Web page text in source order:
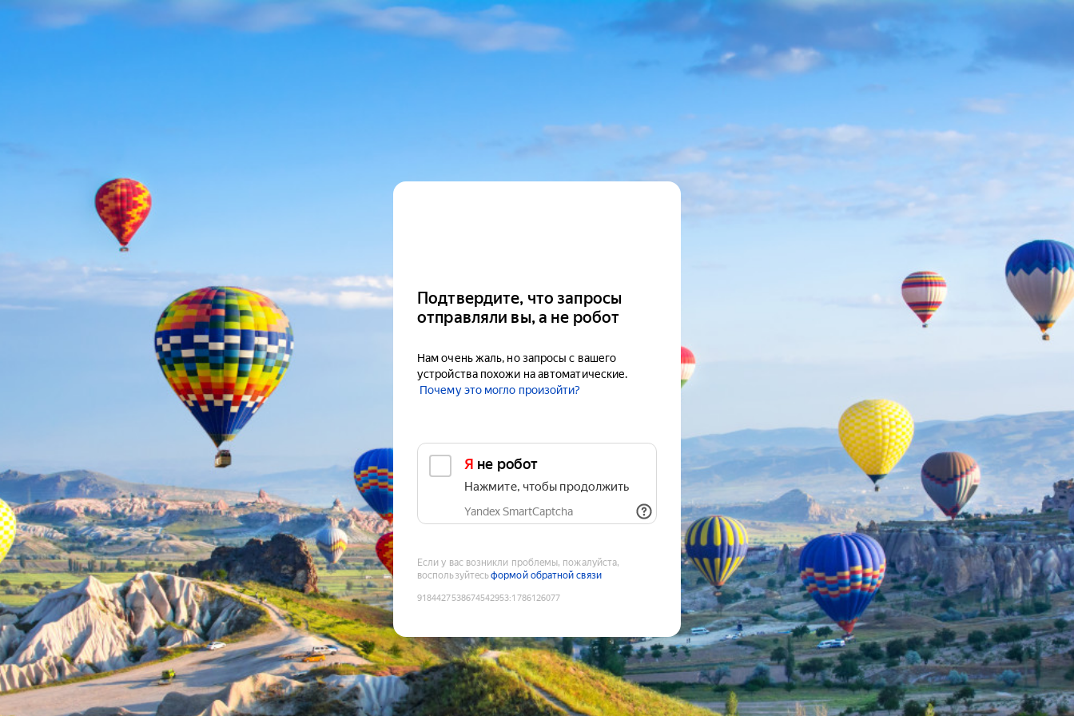
Подтвердите, что запросы
отправляли вы, а не робот
Нам очень жаль, но запросы с вашего
устройства похожи на автоматические.
Почему это могло произойти?
Я не робот
Нажмите, чтобы продолжить
Yandex SmartCaptcha
Если у вас возникли проблемы, пожалуйста,
воспользуйтесьформой обратной связи
9184427538674542953:1786126077